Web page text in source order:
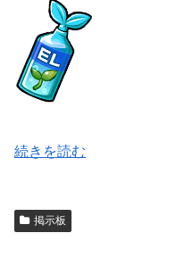
続きを読む
掲示板